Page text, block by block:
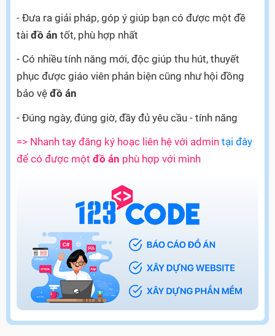
- Đưa ra giải pháp, góp ý giúp bạn có được một đề
tài đồ án tốt, phù hợp nhất
- Có nhiều tính năng mới, độc giúp thu hút, thuyết
phục được giáo viên phản biện cũng như hội đồng
bảo vệ đồ án
- Đúng ngày, đúng giờ, đầy đủ yêu cầu - tính năng
=> Nhanh tay đăng ký hoạc liên hệ với admin tại đây
để có được một đồ án phù hợp với mình